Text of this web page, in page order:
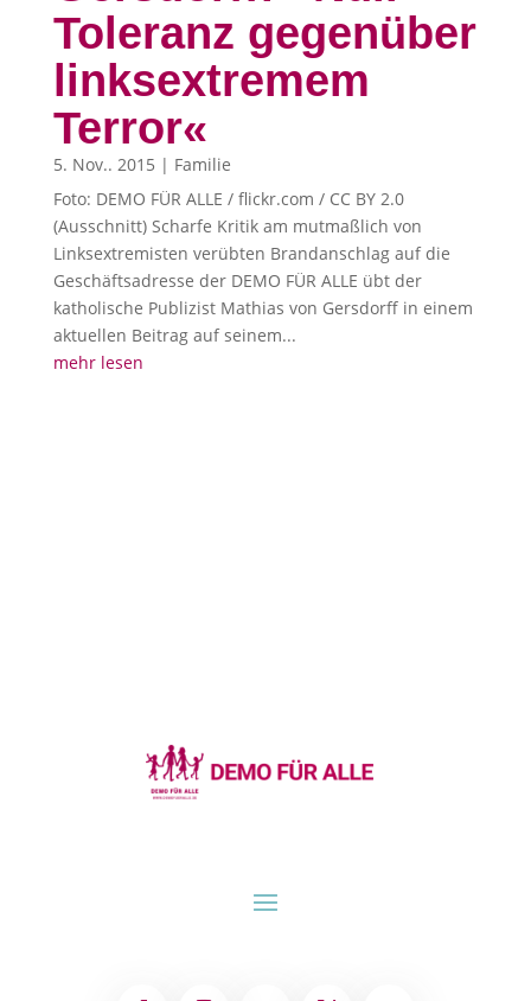
Toleranz gegenüber
linksextremem
Terror«
5. Nov.. 2015 | Familie
Foto: DEMO FÜR ALLE / flickr.com / CC BY 2.0
(Ausschnitt) Scharfe Kritik am mutmaßlich von
Linksextremisten verübten Brandanschlag auf die
Geschäftsadresse der DEMO FÜR ALLE übt der
katholische Publizist Mathias von Gersdorff in einem
aktuellen Beitrag auf seinem...
mehr lesen